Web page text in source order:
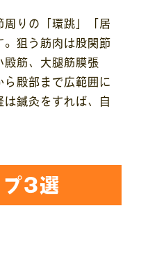
りの「環跳」「居
狙う筋肉は股関節
殿筋、大腿筋膜張
ら殿部まで広範囲に
鍼灸をすれば、自
プ3選